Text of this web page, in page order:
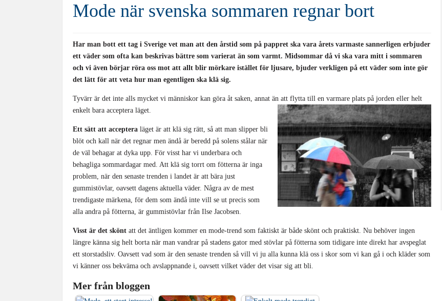
Mode när svenska sommaren regnar bort
Har man bott ett tag i Sverige vet man att den årstid som på pappret ska vara årets varmaste sannerligen erbjuder
ett väder som ofta kan beskrivas bättre som varierat än som varmt. Midsommar då vi ska vara mitt i sommaren
och vi även börjar röra oss mot att allt blir mörkare istället för ljusare, bjuder verkligen på ett väder som inte gör
det lätt för att veta hur man egentligen ska klä sig.
Tyvärr är det inte alls mycket vi människor kan göra åt saken, annat än att flytta till en varmare plats på jorden eller helt
enkelt bara acceptera läget.
Ett sätt att acceptera läget är att klä sig rätt, så att man slipper bli
blöt och kall när det regnar men ändå är beredd på solens stålar när
de väl behagar at dyka upp. För visst har vi underbara och
behagliga sommardagar med. Att klä sig torrt om fötterna är inga
problem, när den senaste trenden i landet är att bära just
gummistövlar, oavsett dagens aktuella väder. Några av de mest
trendigaste märkena, för dem som ändå inte vill se ut precis som
alla andra på fötterna, är gummistövlar från Ilse Jacobsen.
Visst är det skönt att det äntligen kommer en mode-trend som faktiskt är både skönt och praktiskt. Nu behöver ingen
längre känna sig helt borta när man vandrar på stadens gator med stövlar på fötterna som tidigare inte direkt har avspeglat
ett storstadsliv. Oavsett vad som är den senaste trenden så vill vi ju alla kunna klä oss i skor som vi kan gå i och kläder som
vi känner oss bekväma och avslappnande i, oavsett vilket väder det visar sig att bli.
Mer från bloggen